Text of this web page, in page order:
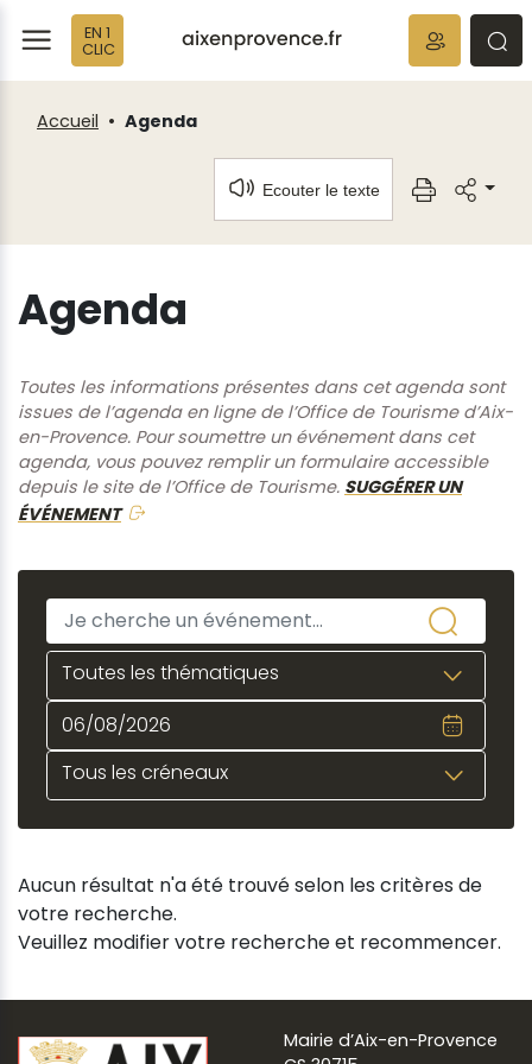
EN 1
CLIC
Accueil Agenda
Ecouter le texte
Agenda
Toutes les informations présentes dans cet agenda sont
issues de l’agenda en ligne de l’Office de Tourisme d’Aix-
en-Provence. Pour soumettre un événement dans cet
agenda, vous pouvez remplir un formulaire accessible
depuis le site de l’Office de Tourisme. SUGGÉRER UN
ÉVÉNEMENT
Toutes les thématiques
Tous les créneaux
Aucun résultat n'a été trouvé selon les critères de
votre recherche.
Veuillez modifier votre recherche et recommencer.
Mairie d’Aix-en-Provence
Fenêtre
de
chat
Panneau de gestion des cookies